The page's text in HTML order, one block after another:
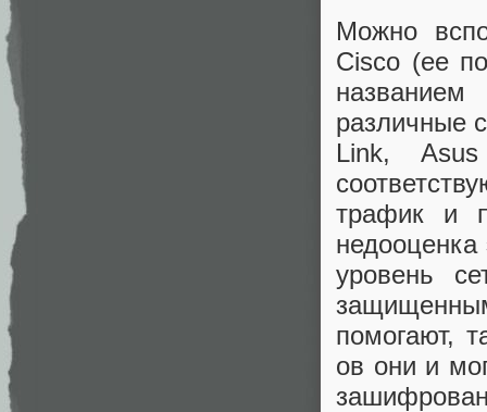
Можно
Cisco (ее
различные
Link,
трафик и
уровень
помогают,
ов они и